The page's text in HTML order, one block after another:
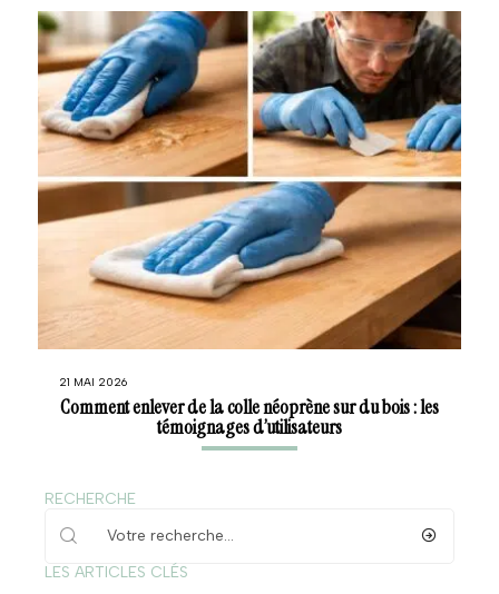
21 MAI 2026
Comment enlever de la colle néoprène sur du bois : les
témoignages d’utilisateurs
RECHERCHE
LES ARTICLES CLÉS